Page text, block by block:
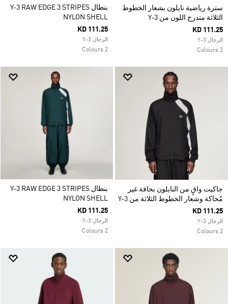
سترة رياضية نايلون بشعار الخطوط
الثلاثة متدرج اللون من Y-3
KD 111.25
الرجال Y-3
2 Colours
بنطال Y-3 RAW EDGE 3 STRIPES
NYLON SHELL
KD 111.25
الرجال Y-3
2 Colours
جاكيت واقٍ من النايلون بحافة غير
مُحاكة وشعار الخطوط الثلاثة من Y-3
KD 111.25
الرجال Y-3
2 Colours
بنطال Y-3 RAW EDGE 3 STRIPES
NYLON SHELL
KD 111.25
الرجال Y-3
2 Colours